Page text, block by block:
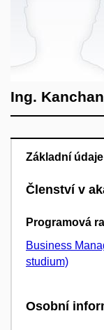
Ing.
Základní údaje
Členství v
Programová
Business
studium)
Osobní